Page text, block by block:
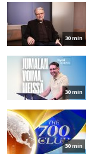
30 min
30 min
30 min